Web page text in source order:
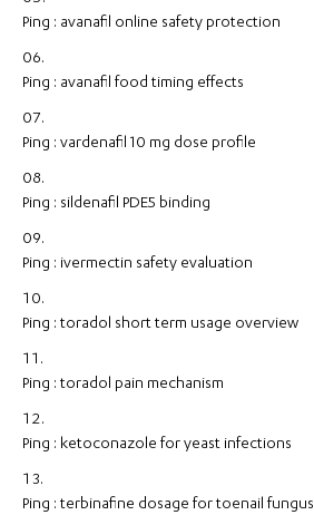
Ping : avanafil online safety protection
Ping : avanafil food timing effects
Ping : vardenafil 10 mg dose profile
Ping : sildenafil PDE5 binding
Ping : ivermectin safety evaluation
Ping : toradol short term usage overview
Ping : toradol pain mechanism
Ping : ketoconazole for yeast infections
Ping : terbinafine dosage for toenail fungus